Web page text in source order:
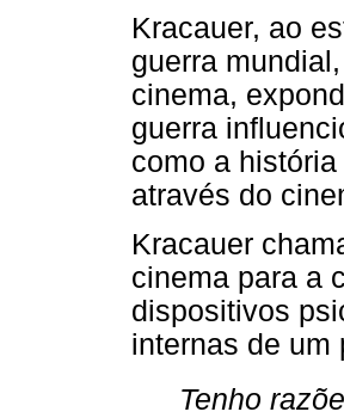
Kracauer, ao
guerra
cinema,
guerra
como a
através do
Kracauer
cinema para a
dispositivos
internas de um
Tenho